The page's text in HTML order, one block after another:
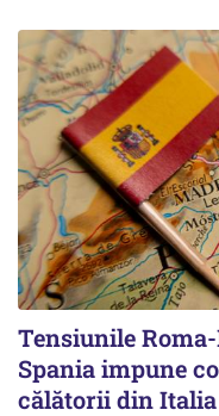
Tensiunile
Spania impune
călătorii din Italia